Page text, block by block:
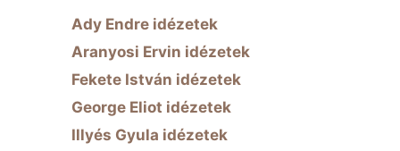
Ady Endre idézetek
Aranyosi Ervin idézetek
Fekete István idézetek
George Eliot idézetek
Illyés Gyula idézetek